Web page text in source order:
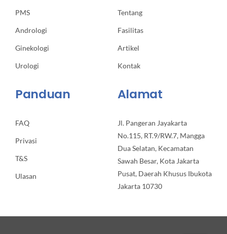
Chat Dokter
PMS
Andrologi
Ginekologi
Urologi
Tentang
Fasilitas
Artikel
Kontak
Panduan
FAQ
Privasi
T&S
Ulasan
Alamat
Jl. Pangeran Jayakarta
No.115, RT.9/RW.7, Mangga
Dua Selatan, Kecamatan
Sawah Besar, Kota Jakarta
Pusat, Daerah Khusus Ibukota
Jakarta 10730